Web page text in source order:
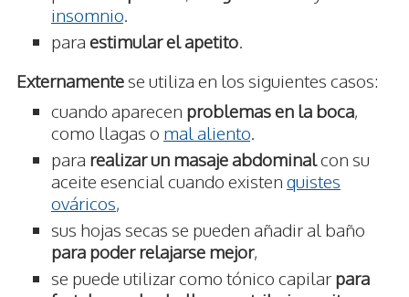
insomnio
para estimular el apetito
Externamentese utiliza en los siguientes casos:
cuando aparecen problemas en la boca,
como llagas o mal aliento
para realizar un masaje abdominal con su
aceite esencial cuando existen quistes
ováricos,
sus hojas secas se pueden añadir al baño
para poder relajarse mejor,
se puede utilizar como tónico capilar para